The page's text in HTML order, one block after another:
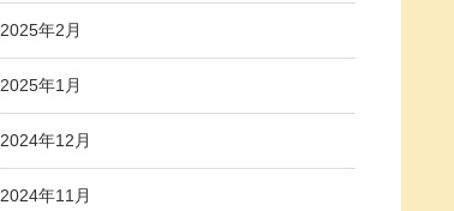
2025年2月
2025年1月
2024年12月
2024年11月